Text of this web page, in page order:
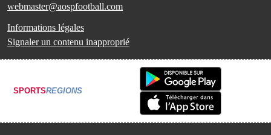
webmaster@aospfootball.com
Informations légales
Signaler un contenu inapproprié
SPORTSREGIONS